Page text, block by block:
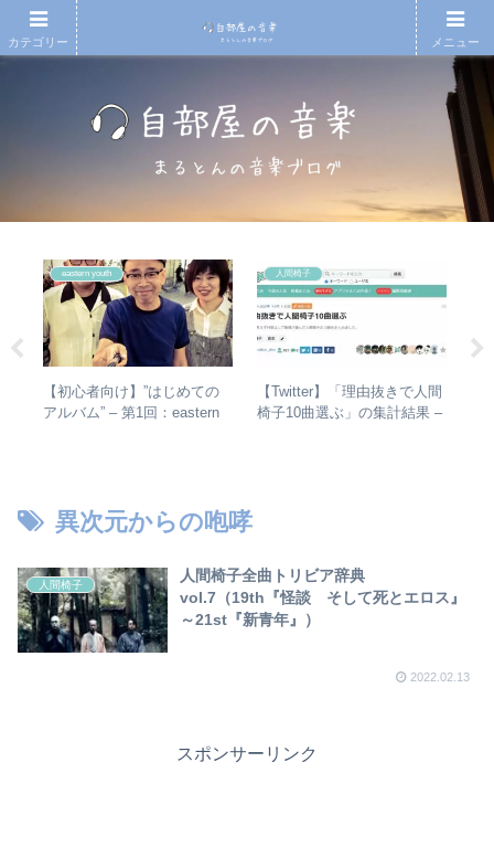
eastern youth
【初心者向け】”はじめての
アルバム” – 第1回：eastern
人間椅子
【Twitter】「理由抜きで人間
椅子10曲選ぶ」の集計結果 –
異次元からの咆哮
人間椅子
人間椅子全曲トリビア辞典
vol.7（19th『怪談 そして死とエロス』
～21st『新青年』）
2022.02.13
スポンサーリンク
カテゴリー メニュー